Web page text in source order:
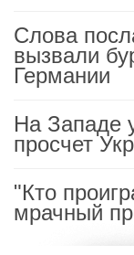
Слова
вызвали
Германии
На Западе
просчет
"Кто
мрачный